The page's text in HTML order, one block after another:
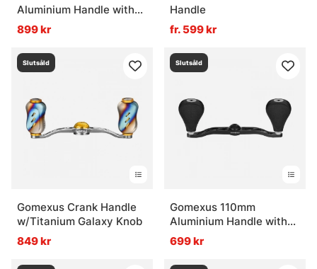
Aluminium Handle with
22mm Titanium Knob
8x5mm - Silver & Gold
899 kr
Handle
fr. 599 kr
Slutsåld
Gomexus Crank Handle
w/Titanium Galaxy Knob
849 kr
Slutsåld
Gomexus 110mm
Aluminium Handle with
35mm TPE Knob
699 kr